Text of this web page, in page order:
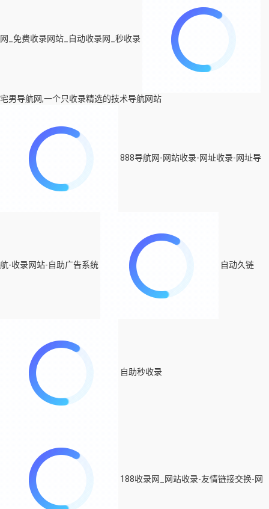
网_免费收录网站_自动收录网_秒收录
宅男导航网,一个只收录精选的技术导航网站
888导航网-网站收录-网址收录-网址导
航-收录网站-自助广告系统 自动久链
自助秒收录
188收录网_网站收录-友情链接交换-网